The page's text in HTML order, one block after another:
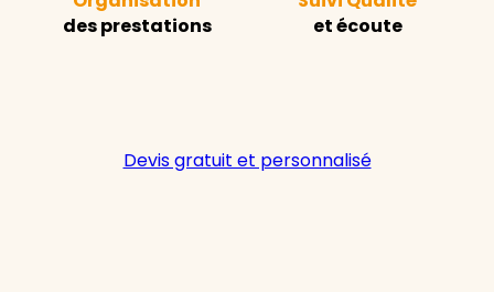
des prestations
et écoute
Devis gratuit et personnalisé